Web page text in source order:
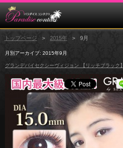
トップページ 2015年 9月
月別アーカイブ: 2015年9月
グランデバイセクシーヴィジョン 【リッチブラック】